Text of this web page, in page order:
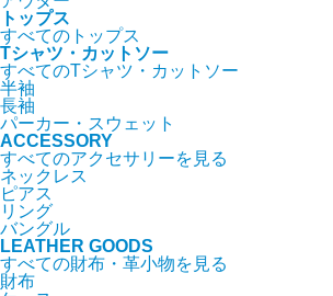
トップス
すべてのトップス
Tシャツ・カットソー
すべてのTシャツ・カットソー
半袖
長袖
パーカー・スウェット
ACCESSORY
すべてのアクセサリーを見る
ネックレス
ピアス
リング
バングル
LEATHER GOODS
すべての財布・革小物を見る
財布